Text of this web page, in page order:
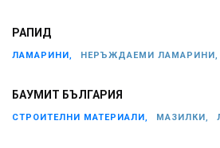
РАПИД
ЛАМАРИНИ, НЕРЪЖДАЕМИ ЛАМАРИНИ,
БАУМИТ БЪЛГАРИЯ
СТРОИТЕЛНИ МАТЕРИАЛИ, МАЗИЛКИ,